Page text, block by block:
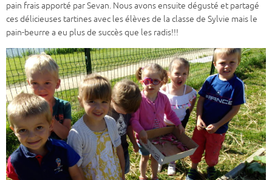
pain frais apporté par Sevan. Nous avons ensuite dégusté et partagé
ces délicieuses tartines avec les élèves de la classe de Sylvie mais le
pain-beurre a eu plus de succès que les radis!!!